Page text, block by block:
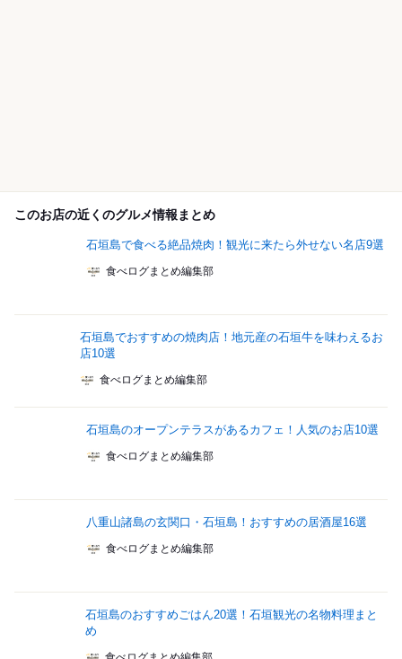
このお店の近くのグルメ情報まとめ
石垣島で食べる絶品焼肉！観光に来たら外せない名店9選
食べログまとめ編集部
石垣島でおすすめの焼肉店！地元産の石垣牛を味わえるお
店10選
食べログまとめ編集部
石垣島のオープンテラスがあるカフェ！人気のお店10選
食べログまとめ編集部
八重山諸島の玄関口・石垣島！おすすめの居酒屋16選
食べログまとめ編集部
石垣島のおすすめごはん20選！石垣観光の名物料理まと
め